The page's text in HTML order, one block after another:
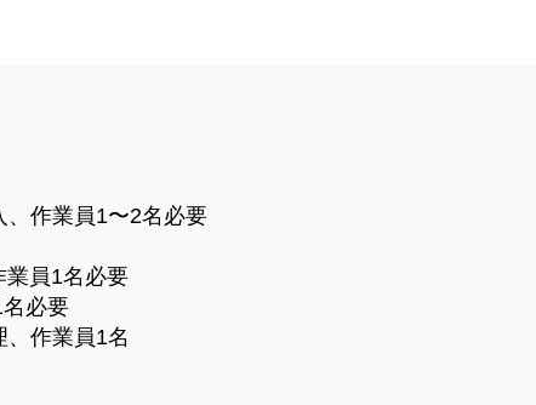
作業員1〜2名必要
業員1名必要
必要
作業員1名